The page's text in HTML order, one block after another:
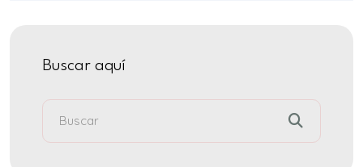
Buscar aquí